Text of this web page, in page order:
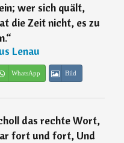
wer sich quält,
die Zeit nicht, es zu
“
Lenau
WhatsApp Bild
das rechte Wort,
fort und fort, Und